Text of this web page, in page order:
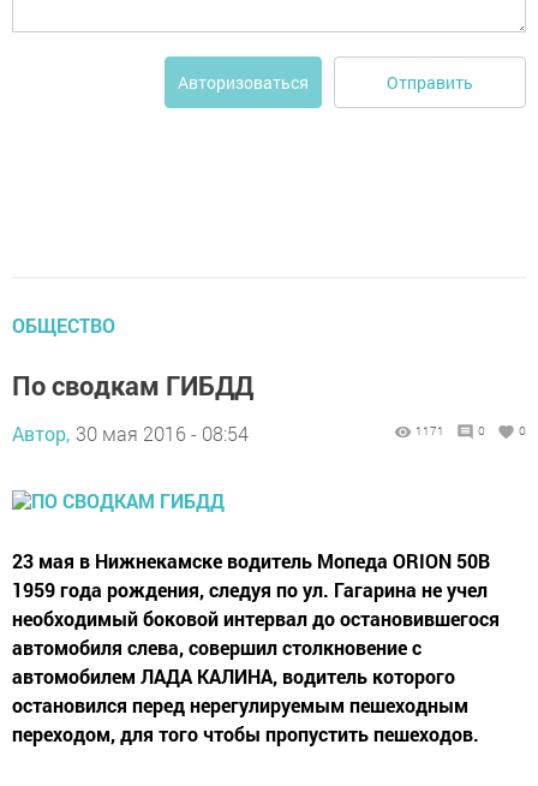
Авторизоваться Отправить
ОБЩЕСТВО
По сводкам ГИБДД
Автор, 30 мая 2016 - 08:54 1171 0 0
23 мая в Нижнекамске водитель Мопеда ORION 50B
1959 года рождения, следуя по ул. Гагарина не учел
необходимый боковой интервал до остановившегося
автомобиля слева, совершил столкновение с
автомобилем ЛАДА КАЛИНА, водитель которого
остановился перед нерегулируемым пешеходным
переходом, для того чтобы пропустить пешеходов.